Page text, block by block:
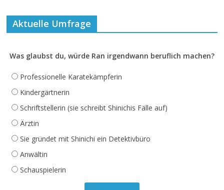
Aktuelle Umfrage
Was glaubst du, würde Ran irgendwann beruflich machen?
Professionelle Karatekämpferin
Kindergärtnerin
Schriftstellerin (sie schreibt Shinichis Fälle auf)
Ärztin
Sie gründet mit Shinichi ein Detektivbüro
Anwältin
Schauspielerin